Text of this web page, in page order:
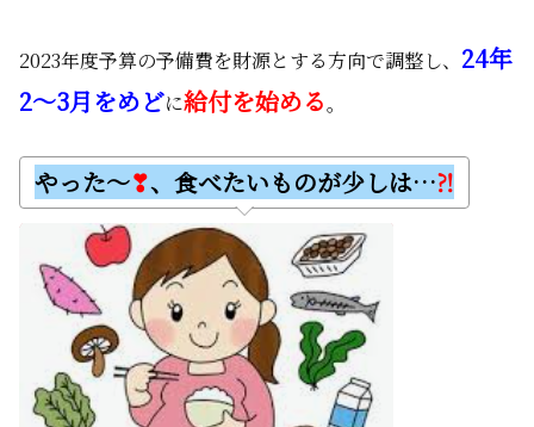
2023年度予算の予備費を財源とする方向で調整し、 24年
2～3月をめどに給付を始める。
やった～❣、食べたいものが少しは…⁈